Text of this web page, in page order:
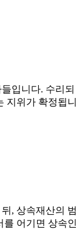
입니다. 수리되
지위가 확정됩니
, 상속재산의 범
를 어기면 상속인